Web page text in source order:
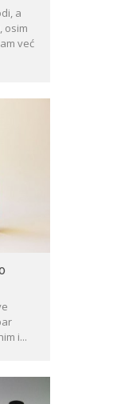
a
osim
već
i...